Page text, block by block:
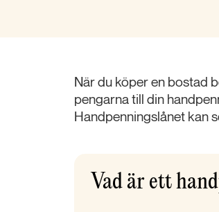
När du köper en bostad
pengarna till din
Handpenningslånet kan
Vad är ett